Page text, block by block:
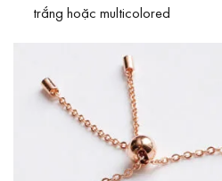
trắng hoặc multicolored